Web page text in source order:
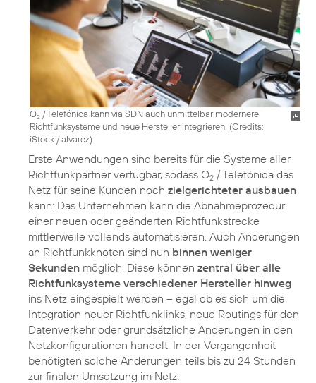
O2 / Telefónica kann via SDN auch unmittelbar modernere
Richtfunksysteme und neue Hersteller integrieren. (Credits:
iStock / alvarez)
Erste Anwendungen sind bereits für die Systeme aller
Richtfunkpartner verfügbar, sodass O2 / Telefónica das
Netz für seine Kunden noch zielgerichteter ausbauen
kann: Das Unternehmen kann die Abnahmeprozedur
einer neuen oder geänderten Richtfunkstrecke
mittlerweile vollends automatisieren. Auch Änderungen
an Richtfunkknoten sind nun binnen weniger
Sekunden möglich. Diese können zentral über alle
Richtfunksysteme verschiedener Hersteller hinweg
ins Netz eingespielt werden – egal ob es sich um die
Integration neuer Richtfunklinks, neue Routings für den
Datenverkehr oder grundsätzliche Änderungen in den
Netzkonfigurationen handelt. In der Vergangenheit
benötigten solche Änderungen teils bis zu 24 Stunden
zur finalen Umsetzung im Netz.